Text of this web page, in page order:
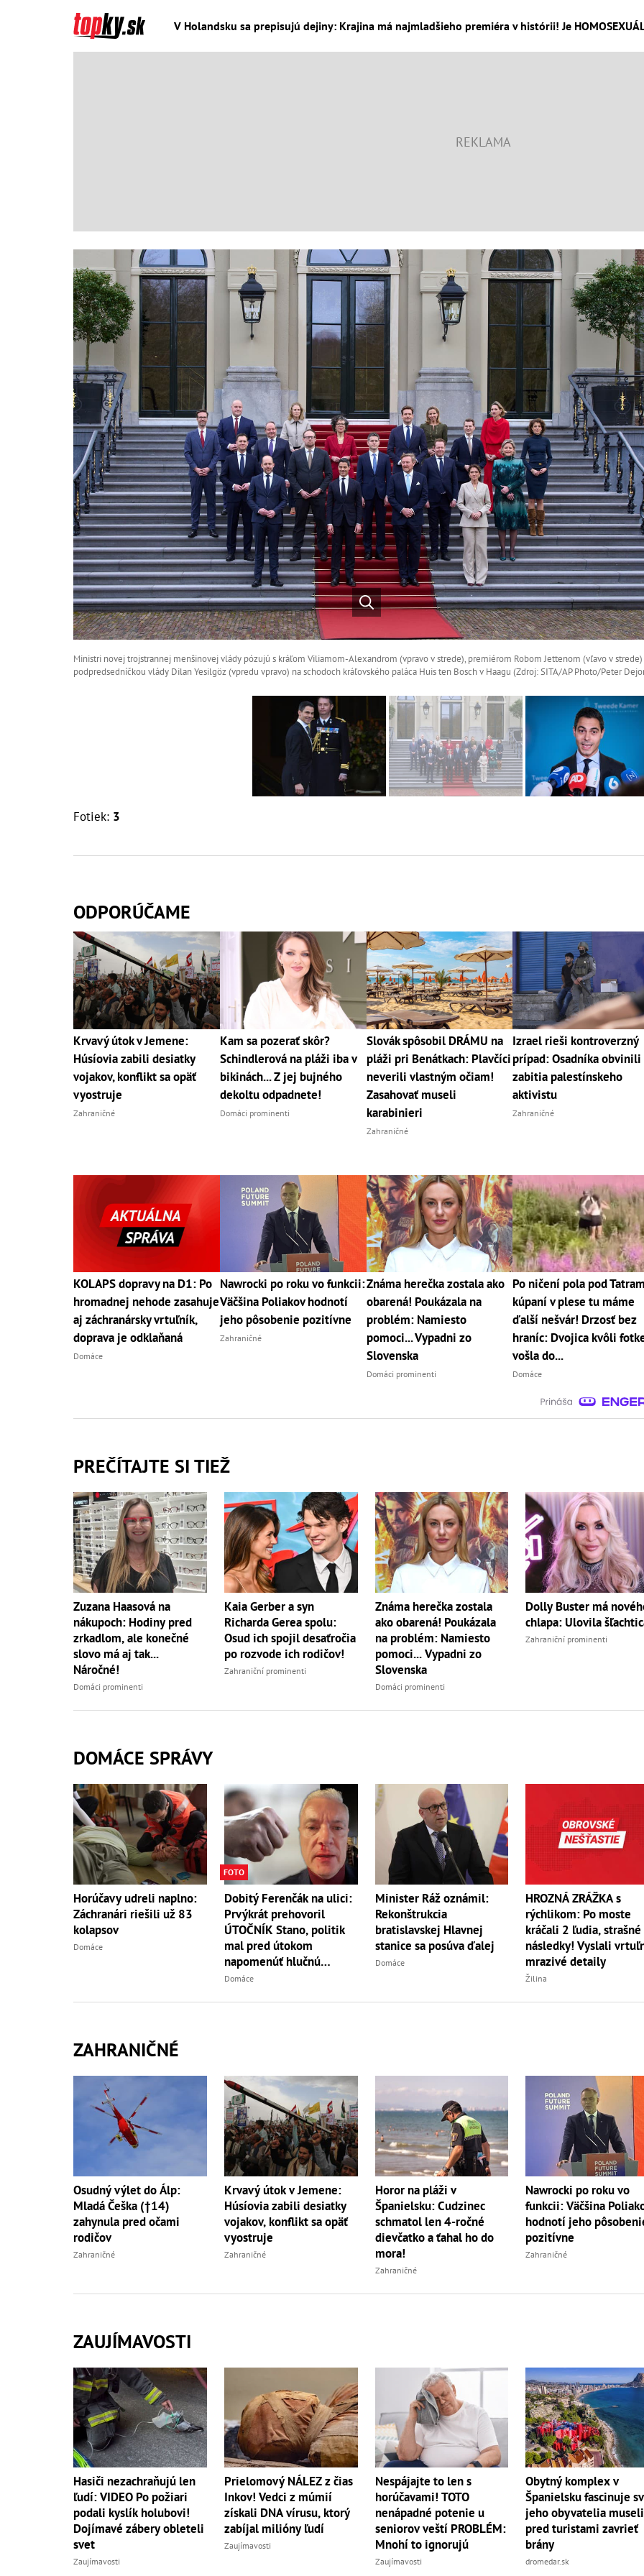
V Holandsku sa prepisujú dejiny: Krajina má najmladšieho premiéra v histórii! Je
Ministri novej trojstrannej menšinovej vlády pózujú s kráľom Viliamom-Alexandrom (vpravo v strede), premiérom Robom Jettenom (vľavo v strede)
podpredsedníčkou vlády Dilan Yesilgöz (vpredu vpravo) na schodoch kráľovského paláca Huis ten Bosch v Haagu (Zdroj: SITA/AP Photo/Peter
Fotiek: 3
ODPORÚČAME
Krvavý útok v Jemene:
Húsíovia zabili desiatky
vojakov, konflikt sa opäť
vyostruje
Zahraničné
Kam sa pozerať skôr?
Schindlerová na pláži iba v
bikinách... Z jej bujného
dekoltu odpadnete!
Domáci prominenti
Slovák spôsobil DRÁMU na
pláži pri Benátkach: Plavčíci
neverili vlastným očiam!
Zasahovať museli
karabinieri
Zahraničné
Izrael rieši kontroverzný
prípad: Osadníka obvinili
zabitia palestínskeho
aktivistu
Zahraničné
KOLAPS dopravy na D1: Po
hromadnej nehode zasahuje
aj záchranársky vrtuľník,
doprava je odklaňaná
Domáce
Nawrocki po roku vo funkcii:
Väčšina Poliakov hodnotí
jeho pôsobenie pozitívne
Zahraničné
Známa herečka zostala ako
obarená! Poukázala na
problém: Namiesto
pomoci... Vypadni zo
Slovenska
Domáci prominenti
Po ničení pola pod
kúpaní v plese tu máme
ďalší nešvár! Drzosť bez
hraníc: Dvojica kvôli
vošla do...
Domáce
PREČÍTAJTE SI TIEŽ
Zuzana Haasová na
nákupoch: Hodiny pred
zrkadlom, ale konečné
slovo má aj tak...
Náročné!
Domáci prominenti
Kaia Gerber a syn
Richarda Gerea spolu:
Osud ich spojil desaťročia
po rozvode ich rodičov!
Zahraniční prominenti
Známa herečka zostala
ako obarená! Poukázala
na problém: Namiesto
pomoci... Vypadni zo
Slovenska
Domáci prominenti
Dolly Buster má
chlapa: Ulovila
Zahraniční prominenti
DOMÁCE SPRÁVY
Horúčavy udreli naplno:
Záchranári riešili už 83
kolapsov
Domáce
FOTO
Dobitý Ferenčák na ulici:
Prvýkrát prehovoril
ÚTOČNÍK Stano, politik
mal pred útokom
napomenúť hlučnú
partiu!
Domáce
Minister Ráž oznámil:
Rekonštrukcia
bratislavskej Hlavnej
stanice sa posúva ďalej
Domáce
HROZNÁ ZRÁŽKA s
rýchlikom: Po moste
kráčali 2 ľudia, strašné
následky! Vyslali
mrazivé detaily
Žilina
ZAHRANIČNÉ
Osudný výlet do Álp:
Mladá Češka (†14)
zahynula pred očami
rodičov
Zahraničné
Krvavý útok v Jemene:
Húsíovia zabili desiatky
vojakov, konflikt sa opäť
vyostruje
Zahraničné
Horor na pláži v
Španielsku: Cudzinec
schmatol len 4-ročné
dievčatko a ťahal ho do
mora!
Zahraničné
Nawrocki po roku vo
funkcii: Väčšina
hodnotí jeho
pozitívne
Zahraničné
ZAUJÍMAVOSTI
Hasiči nezachraňujú len
ľudí: VIDEO Po požiari
podali kyslík holubovi!
Dojímavé zábery obleteli
svet
Zaujímavosti
Prielomový NÁLEZ z čias
Inkov! Vedci z múmií
získali DNA vírusu, ktorý
zabíjal milióny ľudí
Zaujímavosti
Nespájajte to len s
horúčavami! TOTO
nenápadné potenie u
seniorov veští PROBLÉM:
Mnohí to ignorujú
Zaujímavosti
Obytný komplex v
Španielsku fascinuje
jeho obyvatelia museli
pred turistami zavrieť
brány
dromedar.sk